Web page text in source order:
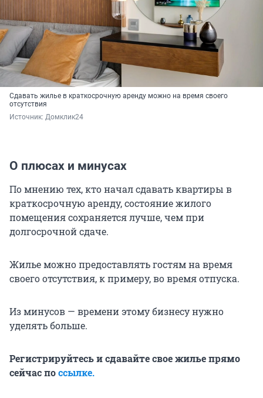
Сдавать жилье в краткосрочную аренду можно на время своего
отсутствия
Источник: Домклик24
О плюсах и минусах
По мнению тех, кто начал сдавать квартиры в
краткосрочную аренду, состояние жилого
помещения сохраняется лучше, чем при
долгосрочной сдаче.
Жилье можно предоставлять гостям на время
своего отсутствия, к примеру, во время отпуска.
Из минусов — времени этому бизнесу нужно
уделять больше.
Регистрируйтесь и сдавайте свое жилье прямо
сейчас поссылке.